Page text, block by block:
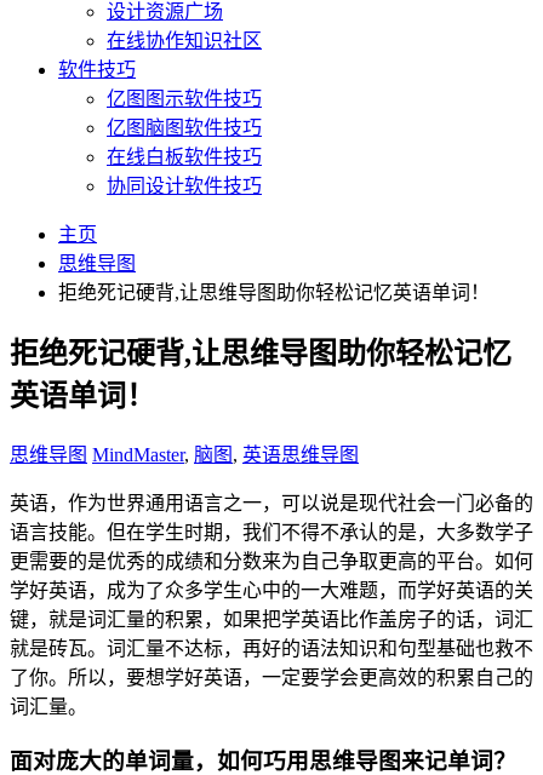
设计资源广场
在线协作知识社区
软件技巧
亿图图示软件技巧
亿图脑图软件技巧
在线白板软件技巧
协同设计软件技巧
主页
思维导图
拒绝死记硬背,让思维导图助你轻松记忆英语单词！
拒绝死记硬背,让思维导图助你轻松记忆
英语单词！
思维导图 MindMaster, 脑图 , 英语思维导图
英语，作为世界通用语言之一，可以说是现代社会一门必备的
语言技能。但在学生时期，我们不得不承认的是，大多数学子
更需要的是优秀的成绩和分数来为自己争取更高的平台。如何
学好英语，成为了众多学生心中的一大难题，而学好英语的关
键，就是词汇量的积累，如果把学英语比作盖房子的话，词汇
就是砖瓦。词汇量不达标，再好的语法知识和句型基础也救不
了你。所以，要想学好英语，一定要学会更高效的积累自己的
词汇量。
面对庞大的单词量，如何巧用思维导图来记单词？